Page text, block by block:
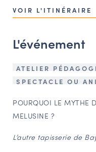
OUTILS EN
Espace
VOIR L'ITINÉRAIRE
L'événement
ATELIER
SPECTACLE OU
POURQUOI LE MYTHE
MELUSINE ?
L’autre tapisserie de